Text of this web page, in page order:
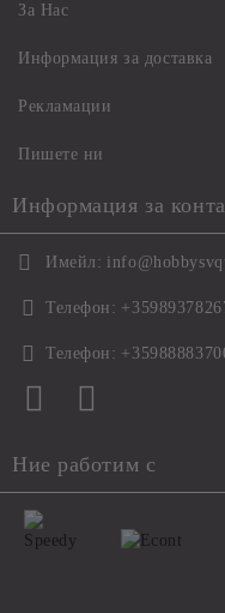
За Нас
Информация за доставка
Рекламации
Пишете ни
Информация за
Имейл:
Телефон:
Телефон:
Ние работим с